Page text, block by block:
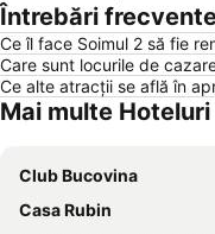
Întrebări
Ce îl face Soimul 2 să fie
Care sunt locurile de
Ce alte atracții se află în
Mai multe Hoteluri
Club Bucovina
Casa Rubin